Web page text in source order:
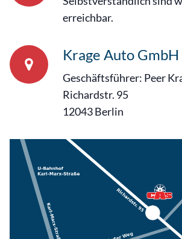
erreichbar.
Krage Auto GmbH
Geschäftsführer: Peer
Richardstr. 95
12043 Berlin